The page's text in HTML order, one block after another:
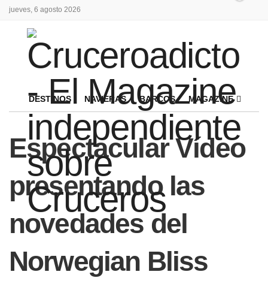
jueves, 6 agosto 2026
DESTINOS NAVIERAS BARCOS MAGAZINE
Espectacular Vídeo
presentando las
novedades del
Norwegian Bliss